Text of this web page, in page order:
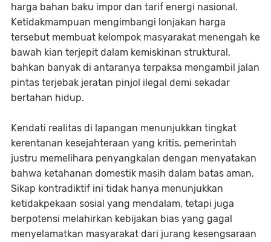
harga bahan baku impor dan tarif energi nasional.
Ketidakmampuan mengimbangi lonjakan harga
tersebut membuat kelompok masyarakat menengah ke
bawah kian terjepit dalam kemiskinan struktural,
bahkan banyak di antaranya terpaksa mengambil jalan
pintas terjebak jeratan pinjol ilegal demi sekadar
bertahan hidup.
Kendati realitas di lapangan menunjukkan tingkat
kerentanan kesejahteraan yang kritis, pemerintah
justru memelihara penyangkalan dengan menyatakan
bahwa ketahanan domestik masih dalam batas aman.
Sikap kontradiktif ini tidak hanya menunjukkan
ketidakpekaan sosial yang mendalam, tetapi juga
berpotensi melahirkan kebijakan bias yang gagal
menyelamatkan masyarakat dari jurang kesengsaraan